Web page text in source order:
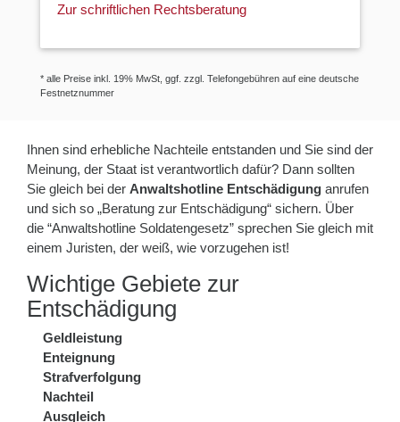
Zur schriftlichen Rechtsberatung
* alle Preise inkl. 19% MwSt, ggf. zzgl. Telefongebühren auf eine deutsche
Festnetznummer
Ihnen sind erhebliche Nachteile entstanden und Sie sind der
Meinung, der Staat ist verantwortlich dafür? Dann sollten
Sie gleich bei der Anwaltshotline Entschädigung anrufen
und sich so „Beratung zur Entschädigung“ sichern. Über
die “Anwaltshotline Soldatengesetz” sprechen Sie gleich mit
einem Juristen, der weiß, wie vorzugehen ist!
Wichtige Gebiete zur
Entschädigung
Geldleistung
Enteignung
Strafverfolgung
Nachteil
Ausgleich